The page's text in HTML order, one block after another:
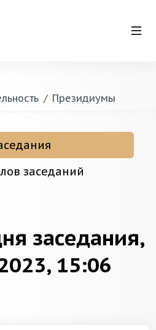
Президиумы
заседаний
заседания,
15:06